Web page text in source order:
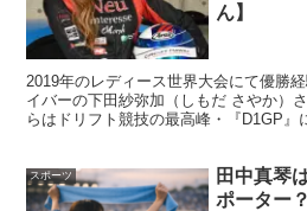
早田ひなさんや平野美宇さんも
的存在でしたし、
ん】
2019年のレディース世界大会にて優勝
イバーの下田紗弥加（しもだ さやか）
らはドリフト競技の最高峰・『D1GP』
スポーツ
田中真琴
ポーター